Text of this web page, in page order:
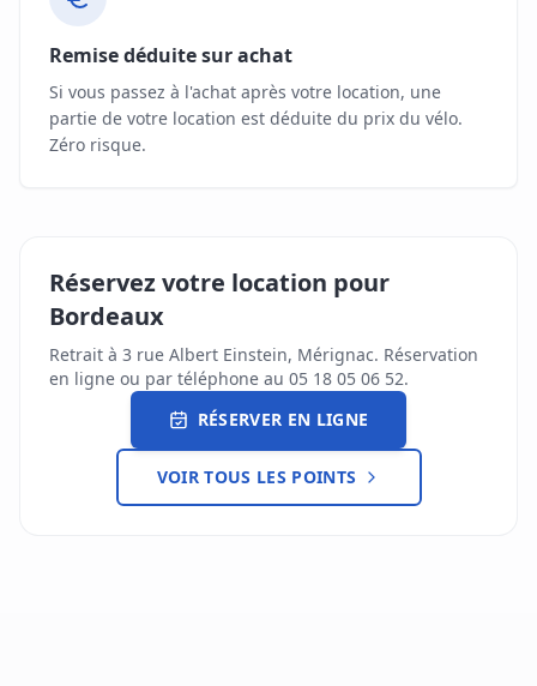
Remise déduite sur achat
Si vous passez à l'achat après votre location, une
partie de votre location est déduite du prix du vélo.
Zéro risque.
Réservez votre location pour
Bordeaux
Retrait à 3 rue Albert Einstein, Mérignac. Réservation
en ligne ou par téléphone au 05 18 05 06 52.
RÉSERVER EN LIGNE
VOIR TOUS LES POINTS